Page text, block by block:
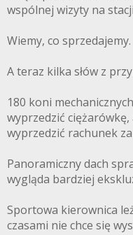
wspólnej wizyty na
Wiemy, co sprzedajemy.
A teraz kilka słów z
180 koni
wyprzedzić ciężarówkę,
wyprzedzić rachunek
Panoramiczny dach
wygląda bardziej
Sportowa kierownica
czasami nie chce się